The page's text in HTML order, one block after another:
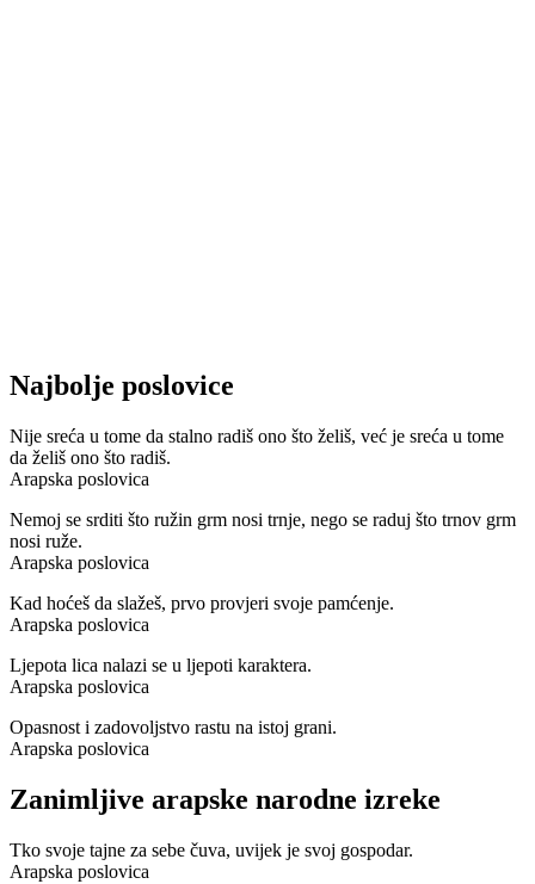
Najbolje poslovice
Nije sreća u tome da stalno radiš ono što želiš, već je sreća u tome
da želiš ono što radiš.
Arapska poslovica
Nemoj se srditi što ružin grm nosi trnje, nego se raduj što trnov grm
nosi ruže.
Arapska poslovica
Kad hoćeš da slažeš, prvo provjeri svoje pamćenje.
Arapska poslovica
Ljepota lica nalazi se u ljepoti karaktera.
Arapska poslovica
Opasnost i zadovoljstvo rastu na istoj grani.
Arapska poslovica
Zanimljive arapske narodne izreke
Tko svoje tajne za sebe čuva, uvijek je svoj gospodar.
Arapska poslovica